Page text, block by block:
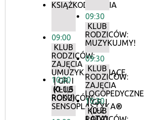
KSIĄŻKODZIELNIA
09:00
KLUB
RODZICÓW:
ZAJĘCIA
UMUZYKALNIAJĄCE
| GR. I
(0-1,5
ROKU)
10:00
KLUB
RODZICÓW:
SENSOPLASTYKA®
09:30
KLUB
RODZICÓW:
MUZYKUJMY!
09:30
KLUB
RODZICÓW:
ZAJĘCIA
LOGOPEDYCZNE
| GR. I
(0-2
10:30
KLUB